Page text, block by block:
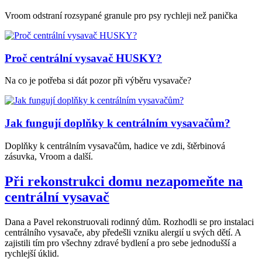
Vroom odstraní rozsypané granule pro psy rychleji než panička
Proč centrální vysavač HUSKY?
Na co je potřeba si dát pozor při výběru vysavače?
Jak fungují doplňky k centrálním vysavačům?
Doplňky k centrálním vysavačům, hadice ve zdi, štěrbinová
zásuvka, Vroom a další.
Při rekonstrukci domu nezapomeňte na
centrální vysavač
Dana a Pavel rekonstruovali rodinný dům. Rozhodli se pro instalaci
centrálního vysavače, aby předešli vzniku alergií u svých dětí. A
zajistili tím pro všechny zdravé bydlení a pro sebe jednodušší a
rychlejší úklid.